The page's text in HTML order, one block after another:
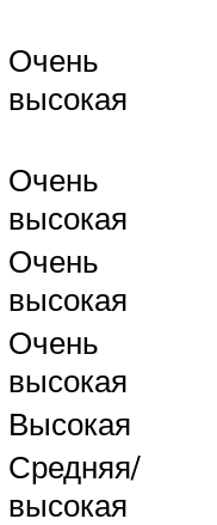
Очень
высокая
Очень
высокая
Очень
высокая
Очень
высокая
Высокая
Средняя/
высокая